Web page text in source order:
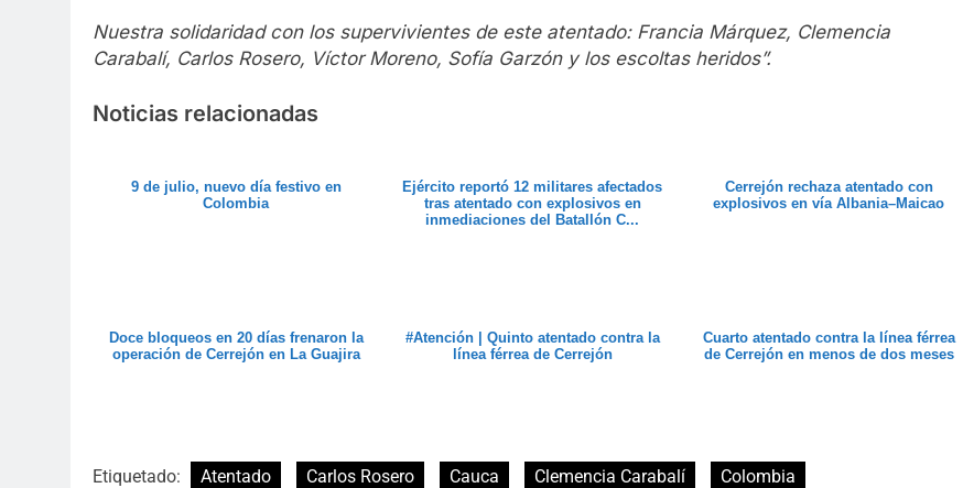
Nuestra solidaridad con los supervivientes de este atentado: Francia Márquez, Clemencia
Carabalí, Carlos Rosero, Víctor Moreno, Sofía Garzón y los escoltas heridos”.
Noticias relacionadas
9 de julio, nuevo día festivo en
Colombia
Ejército reportó 12 militares afectados
tras atentado con explosivos en
inmediaciones del Batallón C...
Cerrejón rechaza atentado con
explosivos en vía Albania–Maicao
Doce bloqueos en 20 días frenaron la
operación de Cerrejón en La Guajira
#Atención | Quinto atentado contra la
línea férrea de Cerrejón
Cuarto atentado contra la línea férrea
de Cerrejón en menos de dos meses
Etiquetado: Atentado Carlos Rosero Cauca Clemencia Carabalí
Colombia